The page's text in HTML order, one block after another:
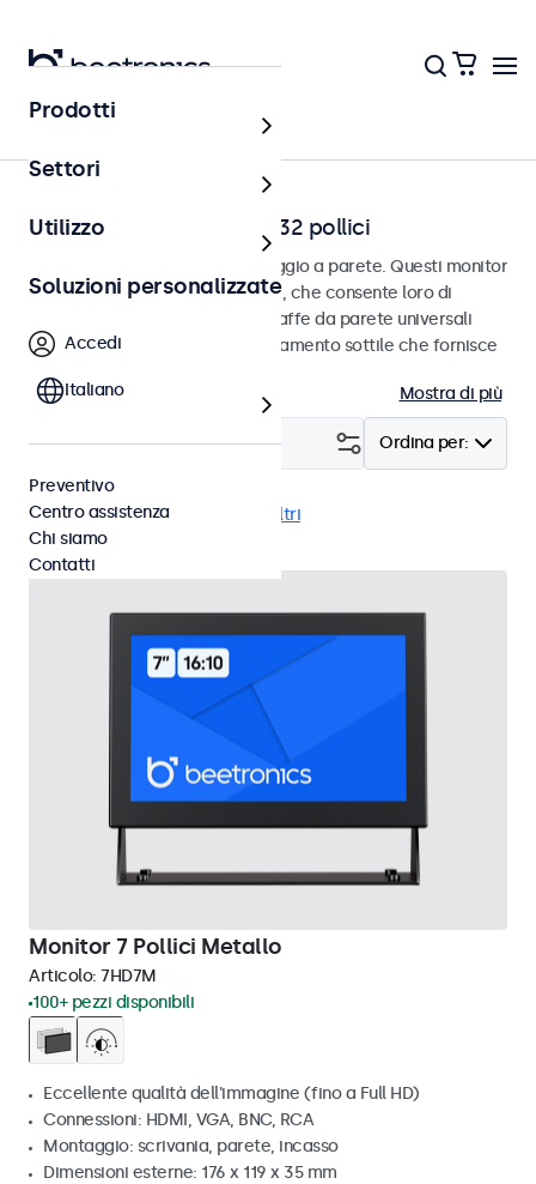
Home
Monitor a parete da 7 a 32 pollici
Monitor progettati per il montaggio a parete. Questi monitor
sono dotati di connessione VESA, che consente loro di
essere facilmente montati su staffe da parete universali
VESA. I monitor hanno un alloggiamento sottile che fornisce
Mostra di più
Ordina per:
Filtro (24)
Parete eMark Cancella i filtri
Monitor 7 Pollici Metallo
Articolo: 7HD7M
100+ pezzi disponibili
Eccellente qualità dell'immagine (fino a Full HD)
Connessioni: HDMI, VGA, BNC, RCA
Montaggio: scrivania, parete, incasso
Dimensioni esterne: 176 x 119 x 35 mm
Prodotti
Settori
Utilizzo
Soluzioni personalizzate
Accedi
Italiano
Preventivo
Centro assistenza
Chi siamo
Contatti